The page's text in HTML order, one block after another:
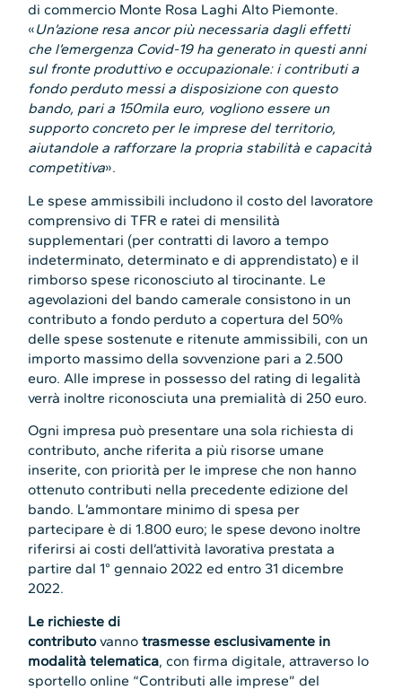
di commercio Monte Rosa Laghi Alto Piemonte.
«Un’azione resa ancor più necessaria dagli effetti
che l’emergenza Covid-19 ha generato in questi anni
sul fronte produttivo e occupazionale: i contributi a
fondo perduto messi a disposizione con questo
bando, pari a 150mila euro, vogliono essere un
supporto concreto per le imprese del territorio,
aiutandole a rafforzare la propria stabilità e capacità
competitiva».
Le spese ammissibili includono il costo del lavoratore
comprensivo di TFR e ratei di mensilità
supplementari (per contratti di lavoro a tempo
indeterminato, determinato e di apprendistato) e il
rimborso spese riconosciuto al tirocinante. Le
agevolazioni del bando camerale consistono in un
contributo a fondo perduto a copertura del 50%
delle spese sostenute e ritenute ammissibili, con un
importo massimo della sovvenzione pari a 2.500
euro. Alle imprese in possesso del rating di legalità
verrà inoltre riconosciuta una premialità di 250 euro.
Ogni impresa può presentare una sola richiesta di
contributo, anche riferita a più risorse umane
inserite, con priorità per le imprese che non hanno
ottenuto contributi nella precedente edizione del
bando. L’ammontare minimo di spesa per
partecipare è di 1.800 euro; le spese devono inoltre
riferirsi ai costi dell’attività lavorativa prestata a
partire dal 1° gennaio 2022 ed entro 31 dicembre
2022.
Le richieste di
contributovannotrasmesse esclusivamente in
modalità telematica, con firma digitale, attraverso lo
sportello online “Contributi alle imprese” del